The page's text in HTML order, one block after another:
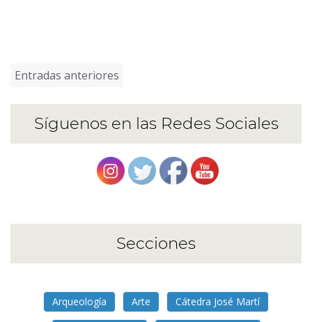
Navegación
de
entradas
Entradas anteriores
Síguenos en las Redes Sociales
Secciones
Arqueología Arte Cátedra José Martí